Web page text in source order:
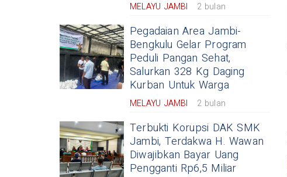
MELAYU JAMBI 2 bulan
Pegadaian Area Jambi-
Bengkulu Gelar Program
Peduli Pangan Sehat,
Salurkan 328 Kg Daging
Kurban Untuk Warga
MELAYU JAMBI 2 bulan
Terbukti Korupsi DAK SMK
Jambi, Terdakwa H. Wawan
Diwajibkan Bayar Uang
Pengganti Rp6,5 Miliar